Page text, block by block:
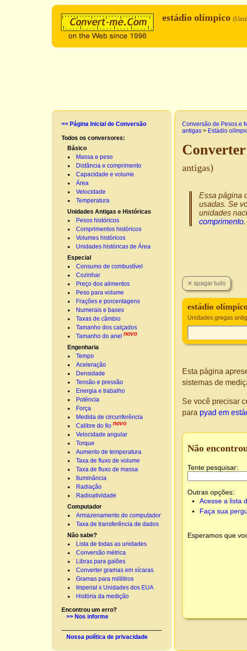
estádio olímpico
<< Página Inicial de Conversão
Todos os conversores:
Básico
Massa e peso
Distância e comprimento
Capacidade e volume
Área
Velocidade
Temperatura
Unidades Antigas e Históricas
Pesos históricos
Comprimentos históricos
Volumes históricos
Unidades históricas de Área
Especial
Consumo de combustível
Cozinhar
Preço dos alimentos
Peso para volume
Frações e porcentagens
Numerais e bases
Taxas de câmbio
Tamanho dos calçados
Tamanho do anel novo
Engenharia
Tempo
Aceleração
Densidade
Tensão e pressão
Energia e trabalho
Potência
Força
Medida de circunferência
Calibre do fio novo
Velocidade angular
Torque
Aumento de temperatura
Taxa de fluxo de volume
Taxa de fluxo de massa
Iluminância
Radiação
Radioatividade
Computador
Armazenamento do computador
Taxa de transferência de dados
Não sabe?
Lista de todas as unidades
Conversão métrica
Libras para galões
Converter gramas em xícaras
Gramas para mililitros
Imperial x Unidades dos EUA
História da medição
Encontrou um erro?
>> Nos informe
Nossa política de privacidade
Conversão de Pesos e
antigas > Estádio
antigas)
Essa página
usadas. Se
unidades
comprimento.
estádio
Unidades gregas
Esta página
sistemas de
Se você precisar
para pyad em
Não
Tente pesquisar:
Outras opções:
Acesse a lista
Faça sua
Esperamos que